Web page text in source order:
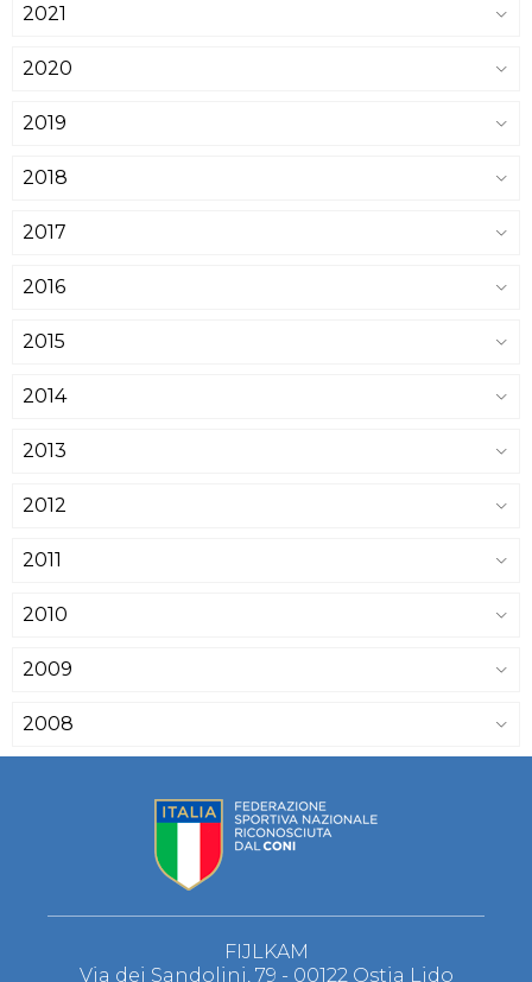
2021
2020
2019
2018
2017
2016
2015
2014
2013
2012
2011
2010
2009
2008
FIJLKAM
Via dei Sandolini, 79 - 00122 Ostia Lido